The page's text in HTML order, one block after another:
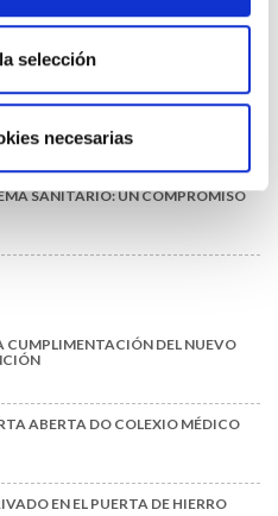
selección
necesarias
QUE HAN EJERCIDO O EJERCEN
SANITARIO: UN COMPROMISO
CUMPLIMENTACIÓN DEL NUEVO
ABERTA DO COLEXIO MÉDICO
EN EL PUERTA DE HIERRO